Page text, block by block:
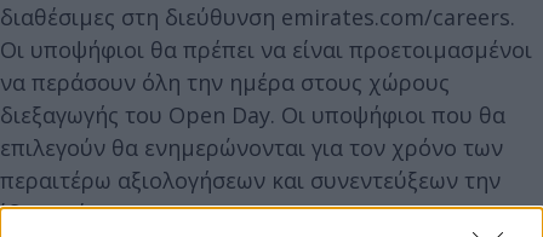
διαθέσιμες στη διεύθυνση emirates.com/careers.
Οι υποψήφιοι θα πρέπει να είναι προετοιμασμένοι
να περάσουν όλη την ημέρα στους χώρους
διεξαγωγής του Open Day. Οι υποψήφιοι που θα
επιλεγούν θα ενημερώνονται για τον χρόνο των
περαιτέρω αξιολογήσεων και συνεντεύξεων την
ίδια ημέρα.